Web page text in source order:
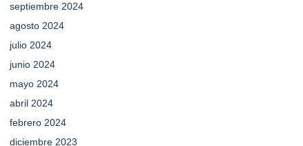
septiembre 2024
agosto 2024
julio 2024
junio 2024
mayo 2024
abril 2024
febrero 2024
diciembre 2023